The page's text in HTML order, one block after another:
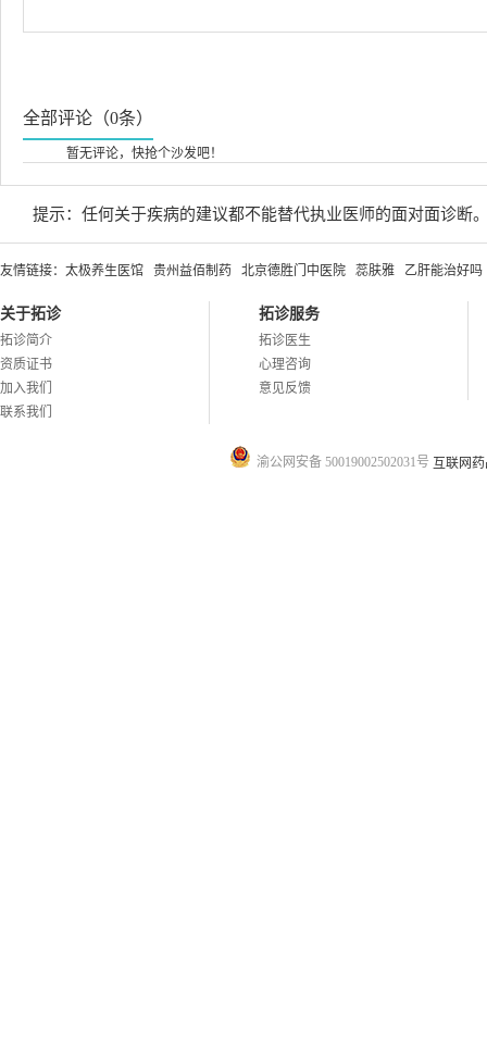
全部评论（0条）
暂无评论，快抢个沙发吧！
提示：任何关于疾病的建议都不能替代执业医师的面对面诊断
友情链接： 太极养生医馆 贵州益佰制药 北京德胜门中医院 蕊肤雅 乙肝能治好吗
关于拓诊
拓诊简介
资质证书
加入我们
联系我们
拓诊服务
拓诊医生
心理咨询
意见反馈
渝公网安备 50019002502031号 互联网